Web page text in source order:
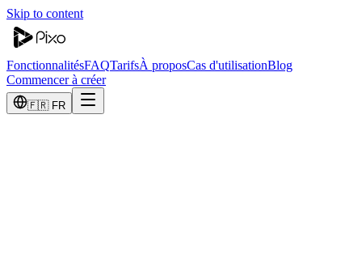
Skip to content
FonctionnalitésFAQTarifsÀ proposCas d'utilisationBlog
Commencer à créer
🇫🇷 FR